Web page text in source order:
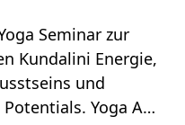
Seminar zur
Kundalini Energie,
und
Yoga A…